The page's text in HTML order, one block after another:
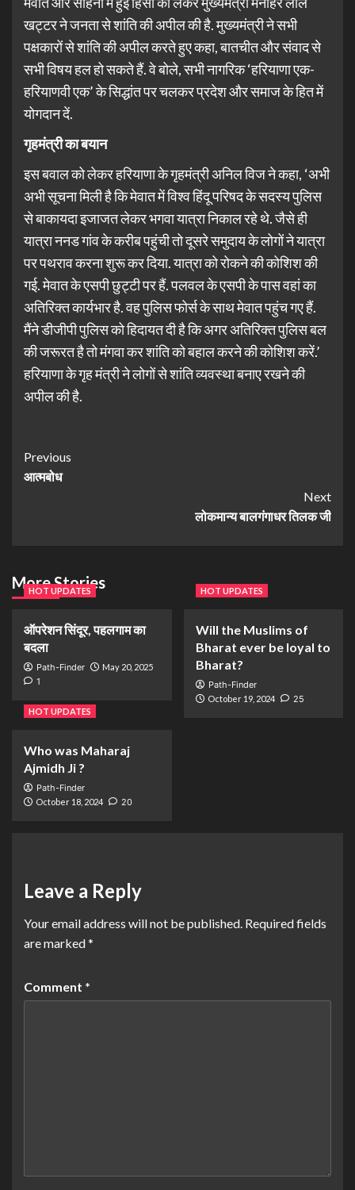
खट्टर ने जनता से शांति की अपील की है. मुख्यमंत्री ने सभी
पक्षकारों से शांति की अपील करते हुए कहा, बातचीत और संवाद से
सभी विषय हल हो सकते हैं. वे बोले, सभी नागरिक ‘हरियाणा एक-
हरियाणवी एक’ के सिद्धांत पर चलकर प्रदेश और समाज के हित में
योगदान दें.
गृहमंत्री का बयान
इस बवाल को लेकर हरियाणा के गृहमंत्री अनिल विज ने कहा, ‘अभी
अभी सूचना मिली है कि मेवात में विश्व हिंदू परिषद के सदस्य पुलिस
से बाकायदा इजाजत लेकर भगवा यात्रा निकाल रहे थे. जैसे ही
यात्रा ननड गांव के करीब पहुंची तो दूसरे समुदाय के लोगों ने यात्रा
पर पथराव करना शुरू कर दिया. यात्रा को रोकने की कोशिश की
गई. मेवात के एसपी छुट्टी पर हैं. पलवल के एसपी के पास वहां का
अतिरिक्त कार्यभार है. वह पुलिस फोर्स के साथ मेवात पहुंच गए हैं.
मैंने डीजीपी पुलिस को हिदायत दी है कि अगर अतिरिक्त पुलिस बल
की जरूरत है तो मंगवा कर शांति को बहाल करने की कोशिश करें.’
हरियाणा के गृह मंत्री ने लोगों से शांति व्यवस्था बनाए रखने की
अपील की है.
Previous
आत्मबोध
Next
लोकमान्य बालगंगाधर तिलक जी
More Stories
HOT UPDATES
ऑपरेशन सिंदूर, पहलगाम का
बदला
Path-Finder May 20, 2025
1
HOT UPDATES
Will the Muslims of
Bharat ever be loyal to
Bharat?
Path-Finder
October 19, 2024 25
HOT UPDATES
Who was Maharaj
Ajmidh Ji ?
Path-Finder
October 18, 2024 20
Leave a Reply
Your email address will not be published. Required fields
are marked*
Comment *